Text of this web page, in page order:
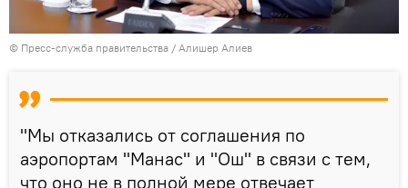
© Пресс-служба правительства / Алишер Алиев
"Мы отказались от соглашения по
аэропортам "Манас" и "Ош" в связи с тем,
что оно не в полной мере отвечает